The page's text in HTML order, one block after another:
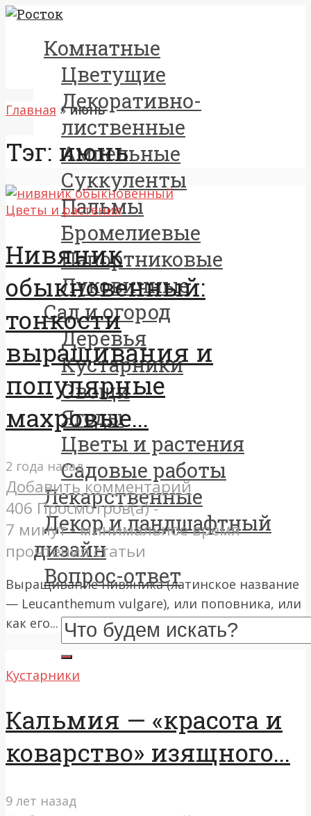
Комнатные
Цветущие
Декоративно-
лиственные
Ампельные
Суккуленты
Пальмы
Бромелиевые
Папортниковые
Луковичные
Сад и огород
Деревья
Кустарники
Овощи
Ягоды
Цветы и растения
Садовые работы
Лекарственные
Декор и ландшафтный
дизайн
Вопрос-ответ
Главная »июнь
Тэг: июнь
Цветы и растения
Нивяник
обыкновенный:
тонкости
выращивания и
популярные
махровые...
2 года назад
Добавить комментарий
406 Просмотров(а) -
7 минут - минимальное время
прочтения статьи
Выращивание нивяника (латинское название
— Leucanthemum vulgare), или поповника, или
как его...
Кустарники
Кальмия — «красота и
коварство» изящного...
9 лет назад